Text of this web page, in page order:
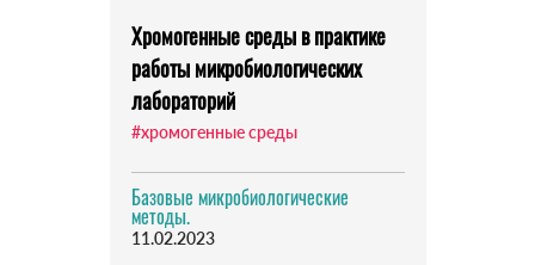
Хромогенные среды в практике
работы микробиологических
лабораторий
#хромогенные среды
Базовые микробиологические
методы.
11.02.2023